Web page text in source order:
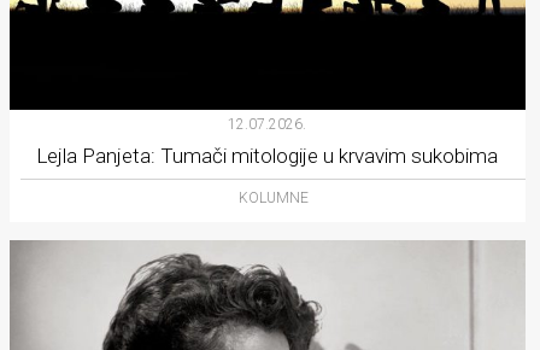
12.07.2026.
Lejla Panjeta: Tumači mitologije u krvavim sukobima
KOLUMNE